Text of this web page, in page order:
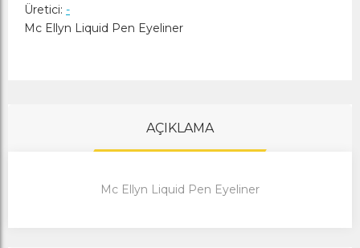
Üretici: -
Mc Ellyn Liquid Pen Eyeliner
AÇIKLAMA
Mc Ellyn Liquid Pen Eyeliner